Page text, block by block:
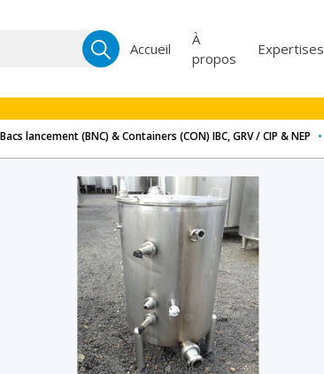
Recherche
pour :
Accueil
À
propos
Expertises
lancement (BNC) & Containers (CON) IBC, GRV / CIP & NEP •